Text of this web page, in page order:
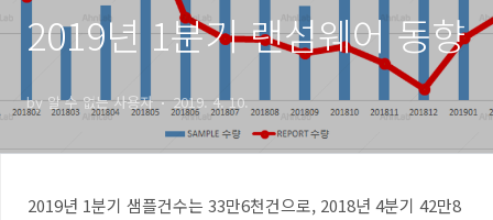
2019년 1분기 랜섬웨어 동향
by 알 수 없는 사용자 2019. 4. 10.
2019년 1분기 샘플건수는 33만6천건으로, 2018년 4분기 42만8